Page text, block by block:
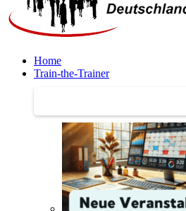
Home
Train-the-Trainer